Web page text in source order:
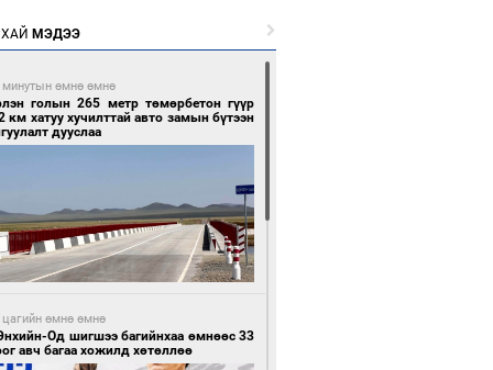
МЭДЭЭ
минутын өмнө өмнө
голын 265 метр төмөрбетон гүүр
км хатуу хучилттай авто замын бүтээн
дууслаа
цагийн өмнө өмнө
Од шигшээ багийнхаа өмнөөс 33
авч багаа хожилд хөтөллөө